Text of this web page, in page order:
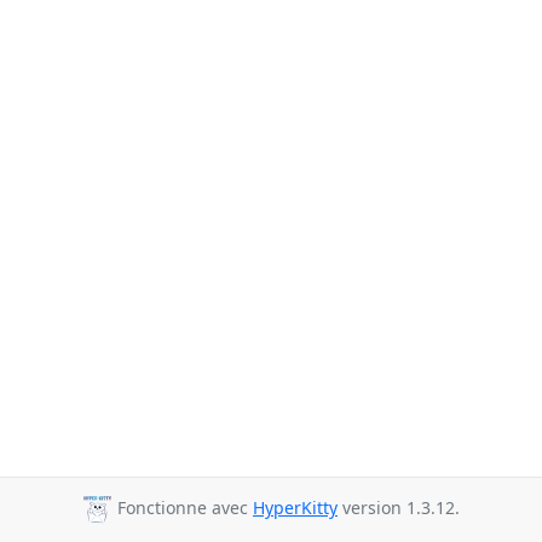
Fonctionne avec HyperKitty version 1.3.12.